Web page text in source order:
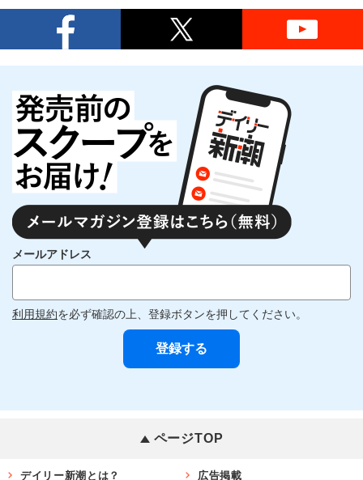
メールアドレス
利用規約を必ず確認の上、登録ボタンを押してください。
ページTOP
デイリー新潮とは？ 広告掲載